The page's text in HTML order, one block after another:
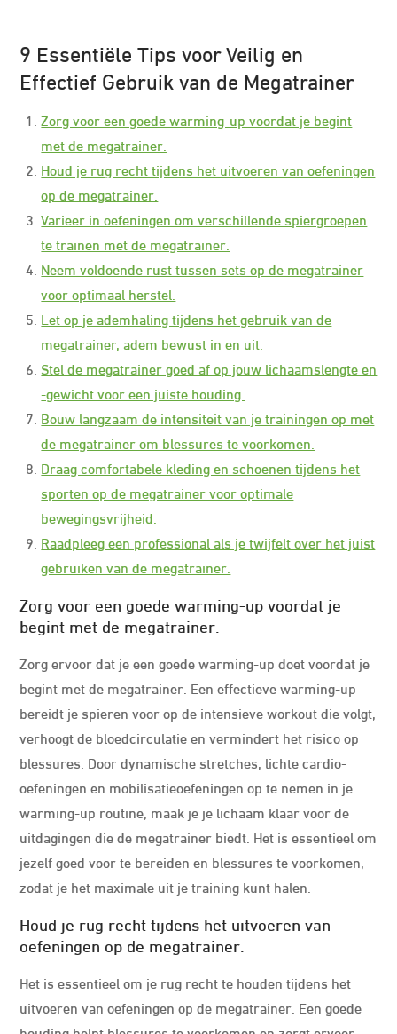
9 Essentiële Tips voor Veilig en
Effectief Gebruik van de Megatrainer
Zorg voor een goede warming-up voordat je begint
met de megatrainer.
Houd je rug recht tijdens het uitvoeren van oefeningen
op de megatrainer.
Varieer in oefeningen om verschillende spiergroepen
te trainen met de megatrainer.
Neem voldoende rust tussen sets op de megatrainer
voor optimaal herstel.
Let op je ademhaling tijdens het gebruik van de
megatrainer, adem bewust in en uit.
Stel de megatrainer goed af op jouw lichaamslengte en
-gewicht voor een juiste houding.
Bouw langzaam de intensiteit van je trainingen op met
de megatrainer om blessures te voorkomen.
Draag comfortabele kleding en schoenen tijdens het
sporten op de megatrainer voor optimale
bewegingsvrijheid.
Raadpleeg een professional als je twijfelt over het juist
gebruiken van de megatrainer.
Zorg voor een goede warming-up voordat je
begint met de megatrainer.
Zorg ervoor dat je een goede warming-up doet voordat je
begint met de megatrainer. Een effectieve warming-up
bereidt je spieren voor op de intensieve workout die volgt,
verhoogt de bloedcirculatie en vermindert het risico op
blessures. Door dynamische stretches, lichte cardio-
oefeningen en mobilisatieoefeningen op te nemen in je
warming-up routine, maak je je lichaam klaar voor de
uitdagingen die de megatrainer biedt. Het is essentieel om
jezelf goed voor te bereiden en blessures te voorkomen,
zodat je het maximale uit je training kunt halen.
Houd je rug recht tijdens het uitvoeren van
oefeningen op de megatrainer.
Het is essentieel om je rug recht te houden tijdens het
uitvoeren van oefeningen op de megatrainer. Een goede